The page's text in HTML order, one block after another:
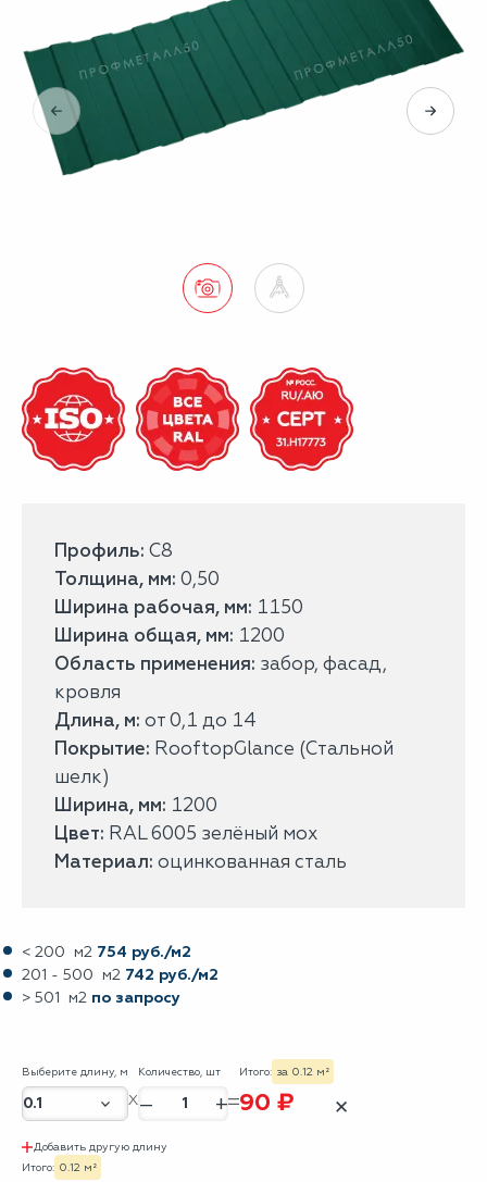
Профиль: С8
Толщина, мм: 0,50
Ширина рабочая, мм: 1150
Ширина общая, мм: 1200
Область применения: забор, фасад,
кровля
Длина, м: от 0,1 до 14
Покрытие: RooftopGlance (Стальной
шелк)
Ширина, мм: 1200
Цвет: RAL 6005 зелёный мох
Материал: оцинкованная сталь
< 200 м2 754 руб./м2
201 - 500 м2 742 руб./м2
> 501 м2 по запросу
Выберите длину, м Количество, шт
– +
Итого: за 0.12 м²
90 ₽ ✕
Добавить другую длину
Итого: 0.12 м²